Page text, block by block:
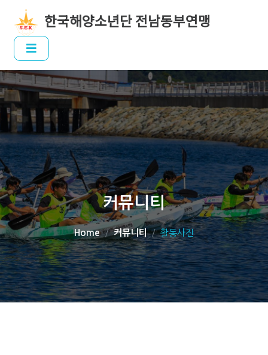
한국해양소년단 전남동부연맹
커뮤니티
Home 커뮤니티 활동사진